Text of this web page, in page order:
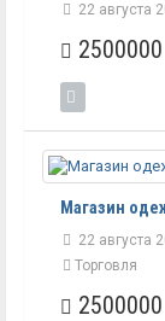
22 августа
2500000
Магазин
22 августа
Торговля
2500000